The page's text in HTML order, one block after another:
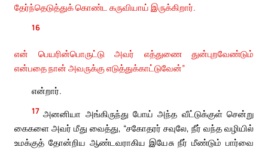
தேர்ந்தெடுத்துக் கொண்ட கருவியாய் இருக்கிறார்.
16
என் பெயரின்பொருட்டு அவர் எத்துணை துன்புறவேண்டும்
என்பதை நான் அவருக்கு எடுத்துக்காட்டுவேன்”
என்றார்.
17 அனனியா அங்கிருந்து போய் அந்த வீட்டுக்குள் சென்று
கைகளை அவர் மீது வைத்து, “சகோதரர் சவுலே, நீர் வந்த வழியில்
உமக்குத் தோன்றிய ஆண்டவராகிய இயேசு நீர் மீண்டும் பார்வை